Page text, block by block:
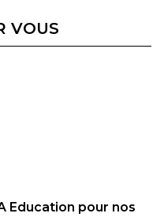
VOUS
Education pour nos